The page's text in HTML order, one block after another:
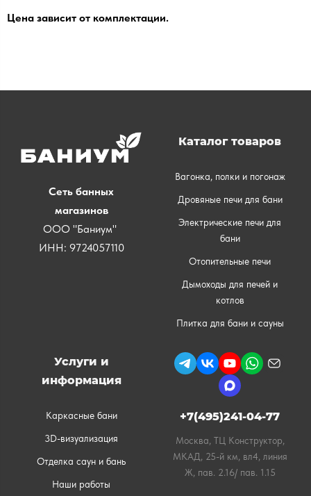
Цена зависит от комплектации.
Сеть банных
магазинов
ООО "Баниум"
ИНН: 9724057110
Каталог товаров
Вагонка, полки и погонаж
Дровяные печи для бани
Электрические печи для
бани
Отопительные печи
Дымоходы для печей и
котлов
Плитка для бани и сауны
Услуги и
информация
Каркасные бани
3D-визуализация
Отделка саун и бань
Наши работы
+7(495)241-04-77
Москва, ТЦ Конструктор,
МКАД, 25-й км, вл4, линия
Ж, пав. 2.16/ пав. 1.15